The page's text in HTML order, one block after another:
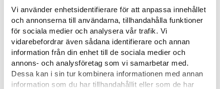
Vi använder enhetsidentifierare för att anpassa innehållet
och annonserna till användarna, tillhandahålla funktioner
för sociala medier och analysera vår trafik. Vi
vidarebefordrar även sådana identifierare och annan
information från din enhet till de sociala medier och
annons- och analysföretag som vi samarbetar med.
Dessa kan i sin tur kombinera informationen med annan
information som du har tillhandahållit eller som de har
8 AUGUSTI, 2026
IFK-TRUPPEN MOT IK BRAGE